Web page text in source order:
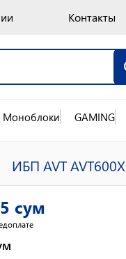
Контакты
Моноблоки GAMING
ИБП AVT
сум